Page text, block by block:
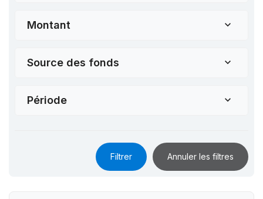
Montant
Source des fonds
Période
Filtrer Annuler les filtres